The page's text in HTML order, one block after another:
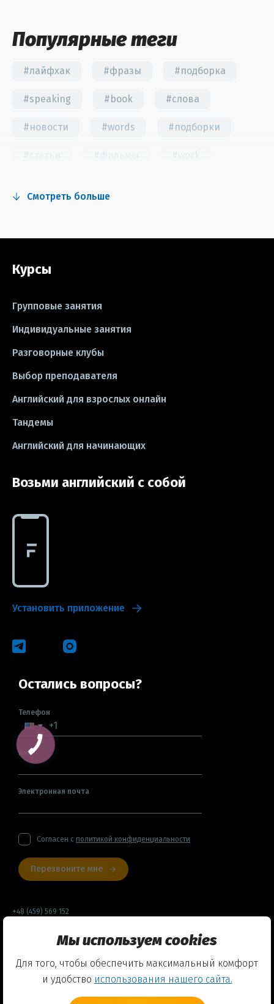
Популярные теги
#лайфхак #фразы #подборка
#speaking #book #слова
#новости #words #подборки
#grammar #writing #упражнения
#песни
#школа #игры
#CV #резюме
#idioms #эссе
Смотреть больше
Курсы
Групповые занятия
Индивидуальные занятия
Разговорные клубы
Выбор преподавателя
Английский для взрослых онлайн
Тандемы
Английский для начинающих
Возьми английский с собой
Установить приложение
Остались вопросы?
Телефон
Имя
Электронная почта
Согласен с политикой конфиденциальности
Перезвоните мне
+48 (459) 569 152
Договор оферты
Политика конфиденциальности
Мы используем cookies
Для того, чтобы обеспечить максимальный комфорт
и удобство использования нашего сайта.